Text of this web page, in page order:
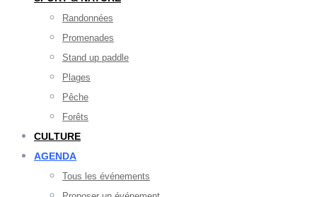
Randonnées
Promenades
Stand up paddle
Plages
Pêche
Forêts
CULTURE
AGENDA
Tous les événements